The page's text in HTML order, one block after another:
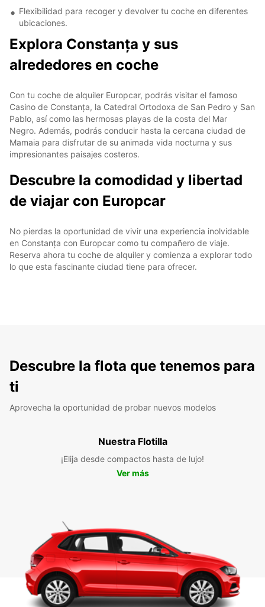
Flexibilidad para recoger y devolver tu coche en diferentes
ubicaciones.
Explora Constanța y sus
alrededores en coche
Con tu coche de alquiler Europcar, podrás visitar el famoso
Casino de Constanța, la Catedral Ortodoxa de San Pedro y San
Pablo, así como las hermosas playas de la costa del Mar
Negro. Además, podrás conducir hasta la cercana ciudad de
Mamaia para disfrutar de su animada vida nocturna y sus
impresionantes paisajes costeros.
Descubre la comodidad y libertad
de viajar con Europcar
No pierdas la oportunidad de vivir una experiencia inolvidable
en Constanța con Europcar como tu compañero de viaje.
Reserva ahora tu coche de alquiler y comienza a explorar todo
lo que esta fascinante ciudad tiene para ofrecer.
Descubre la flota que tenemos para
ti
Aprovecha la oportunidad de probar nuevos modelos
Nuestra Flotilla
¡Elija desde compactos hasta de lujo!
Ver más